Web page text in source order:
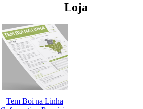
Loja
Tem Boi na Linha